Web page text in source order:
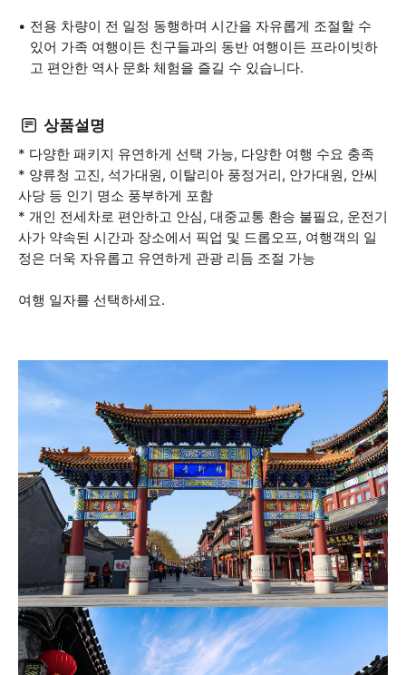
전용 차량이 전 일정 동행하며 시간을 자유롭게 조절할 수
있어 가족 여행이든 친구들과의 동반 여행이든 프라이빗하
고 편안한 역사 문화 체험을 즐길 수 있습니다.
상품설명
* 다양한 패키지 유연하게 선택 가능, 다양한 여행 수요 충족
* 양류청 고진, 석가대원, 이탈리아 풍정거리, 안가대원, 안씨
사당 등 인기 명소 풍부하게 포함
* 개인 전세차로 편안하고 안심, 대중교통 환승 불필요, 운전기
사가 약속된 시간과 장소에서 픽업 및 드롭오프, 여행객의 일
정은 더욱 자유롭고 유연하게 관광 리듬 조절 가능
여행 일자를 선택하세요.